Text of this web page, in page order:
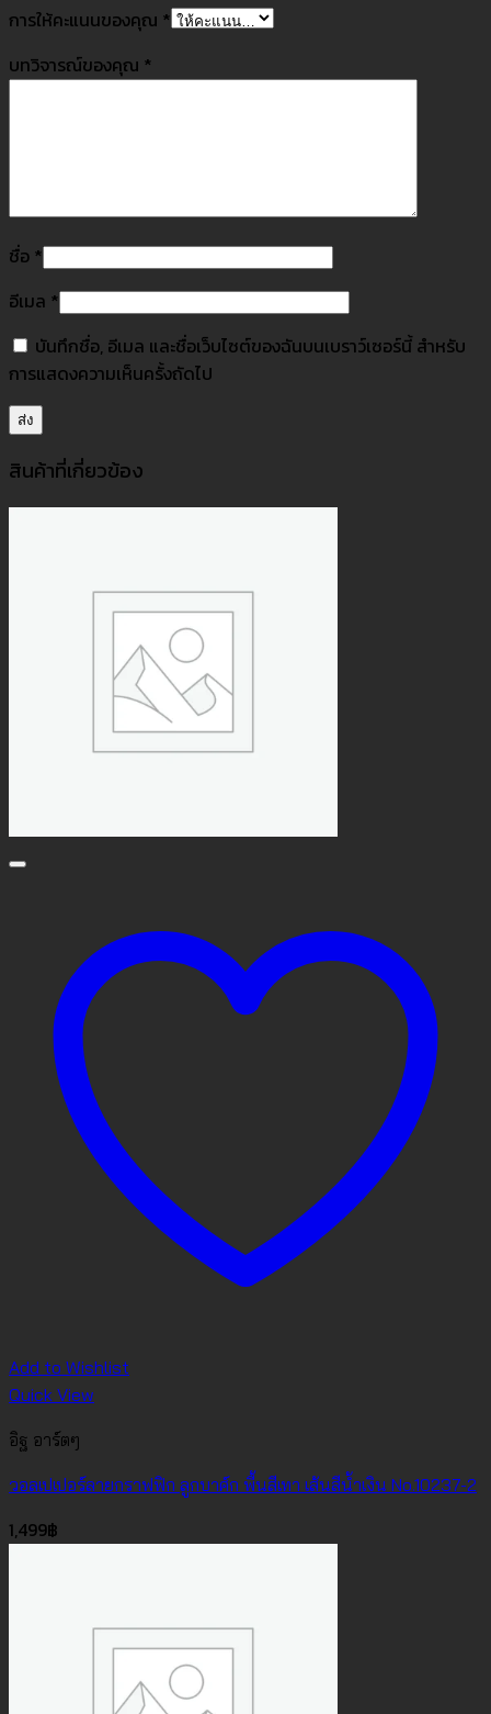
การให้คะแนนของคุณ *
บทวิจารณ์ของคุณ *
ชื่อ *
อีเมล *
บันทึกชื่อ, อีเมล และชื่อเว็บไซต์ของฉันบนเบราว์เซอร์นี้ สำหรับ
การแสดงความเห็นครั้งถัดไป
สินค้าที่เกี่ยวข้อง
Add to Wishlist
Quick View
อิฐ อาร์ตๆ
วอลเปเปอร์ลายกราฟฟิก ลูกบาศ์ก พื้นสีเทา เส้นสีน้ำเงิน No.10237-2
1,499฿